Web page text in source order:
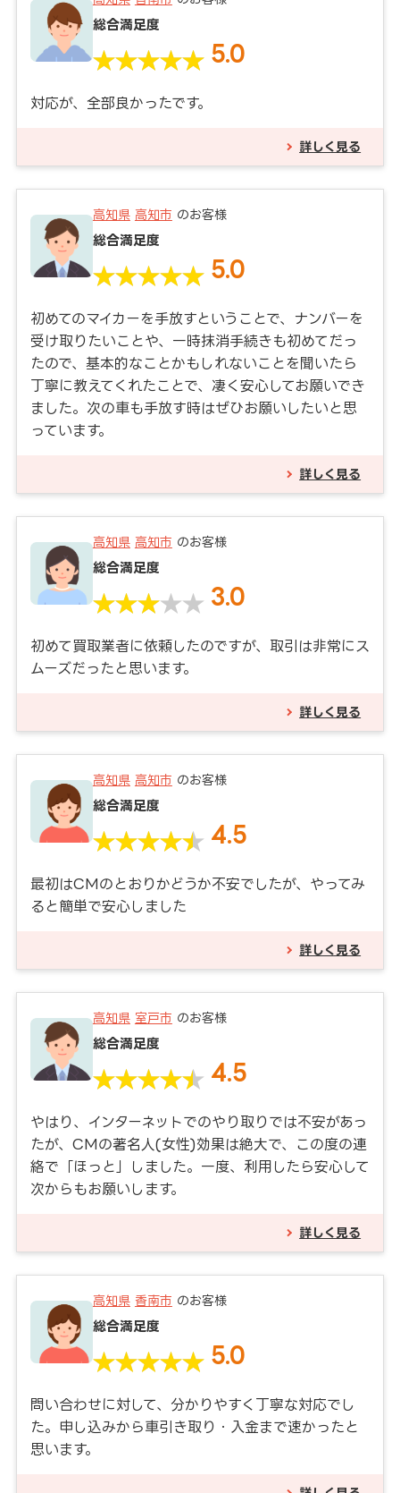
総合満足度
5.0
対応が、全部良かったです。
詳しく見る
高知県 高知市 のお客様
総合満足度
5.0
初めてのマイカーを手放すということで、ナンバーを
受け取りたいことや、一時抹消手続きも初めてだっ
たので、基本的なことかもしれないことを聞いたら
丁寧に教えてくれたことで、凄く安心してお願いでき
ました。次の車も手放す時はぜひお願いしたいと思
っています。
詳しく見る
高知県 高知市 のお客様
総合満足度
3.0
初めて買取業者に依頼したのですが、取引は非常にス
ムーズだったと思います。
詳しく見る
高知県 高知市 のお客様
総合満足度
4.5
最初はCMのとおりかどうか不安でしたが、やってみ
ると簡単で安心しました
詳しく見る
高知県 室戸市 のお客様
総合満足度
4.5
やはり、インターネットでのやり取りでは不安があっ
たが、CMの著名人(女性)効果は絶大で、この度の連
絡で「ほっと」しました。一度、利用したら安心して
次からもお願いします。
詳しく見る
高知県 香南市 のお客様
総合満足度
5.0
問い合わせに対して、分かりやすく丁寧な対応でし
た。申し込みから車引き取り・入金まで速かったと
思います。